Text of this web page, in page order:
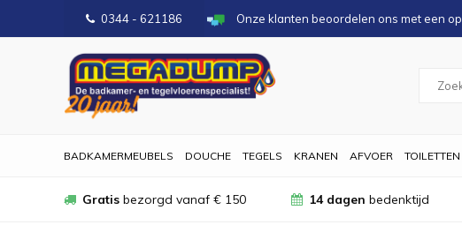
0344 - 621186 Onze klanten beoordelen ons met een op
BADKAMERMEUBELS DOUCHE TEGELS KRANEN AFVOER TOILETTEN
Gratis bezorgd vanaf € 150 14 dagen bedenktijd